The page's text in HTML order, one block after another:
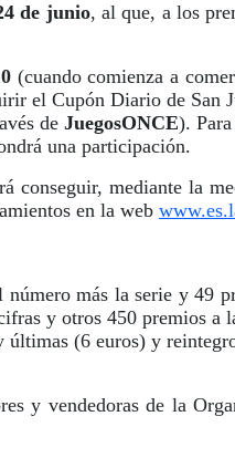
de junio, al que, a los
(cuando comienza a
el Cupón Diario de
deJuegosONCE).
una participación.
mediante la
en la web
más la serie y 49
y otros 450 premios a
(6 euros) y
y vendedoras de la